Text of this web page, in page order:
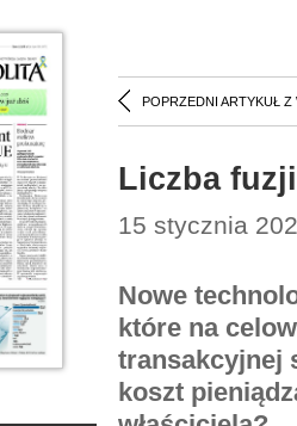
POPRZEDNI ARTYKUŁ Z
Liczba
15 stycznia
Nowe
które na
transakcyjnej
koszt